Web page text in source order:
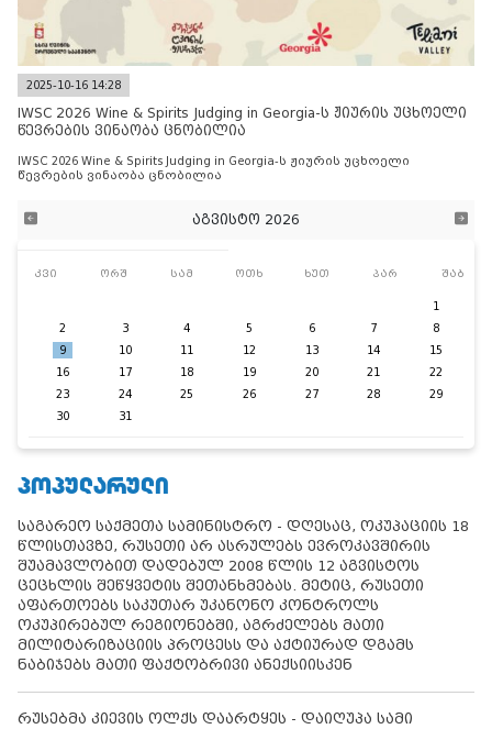
2025-10-16 14:28
IWSC 2026 Wine & Spirits Judging in Georgia-ს ჟიურის უცხოელი
წევრების ვინაობა ცნობილია
IWSC 2026 Wine & Spirits Judging in Georgia-ს ჟიურის უცხოელი
წევრების ვინაობა ცნობილია
აგვისტო 2026
კვი ორშ სამ ოთხ ხუთ პარ შაბ
1
2
3 4 5 6 7
8
9
10 11 12 13 14
15
16
17 18 19 20 21
22
23
24 25 26 27 28
29
30
31
ᲞᲝᲞᲣᲚᲐᲠᲣᲚᲘ
საგარეო საქმეთა სამინისტრო - დღესაც, ოკუპაციის 18
წლისთავზე, რუსეთი არ ასრულებს ევროკავშირის
შუამავლობით დადებულ 2008 წლის 12 აგვისტოს
ცეცხლის შეწყვეტის შეთანხმებას. მეტიც, რუსეთი
აფართოებს საკუთარ უკანონო კონტროლს
ოკუპირებულ რეგიონებში, აგრძელებს მათი
მილიტარიზაციის პროცესს და აქტიურად დგამს
ნაბიჯებს მათი ფაქტობრივი ანექსიისკენ
რუსებმა კიევის ოლქს დაარტყეს - დაიღუპა სამი